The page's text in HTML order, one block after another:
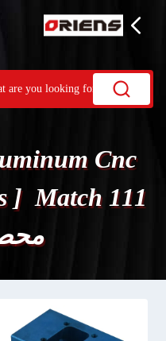
Cnc
] Match 111